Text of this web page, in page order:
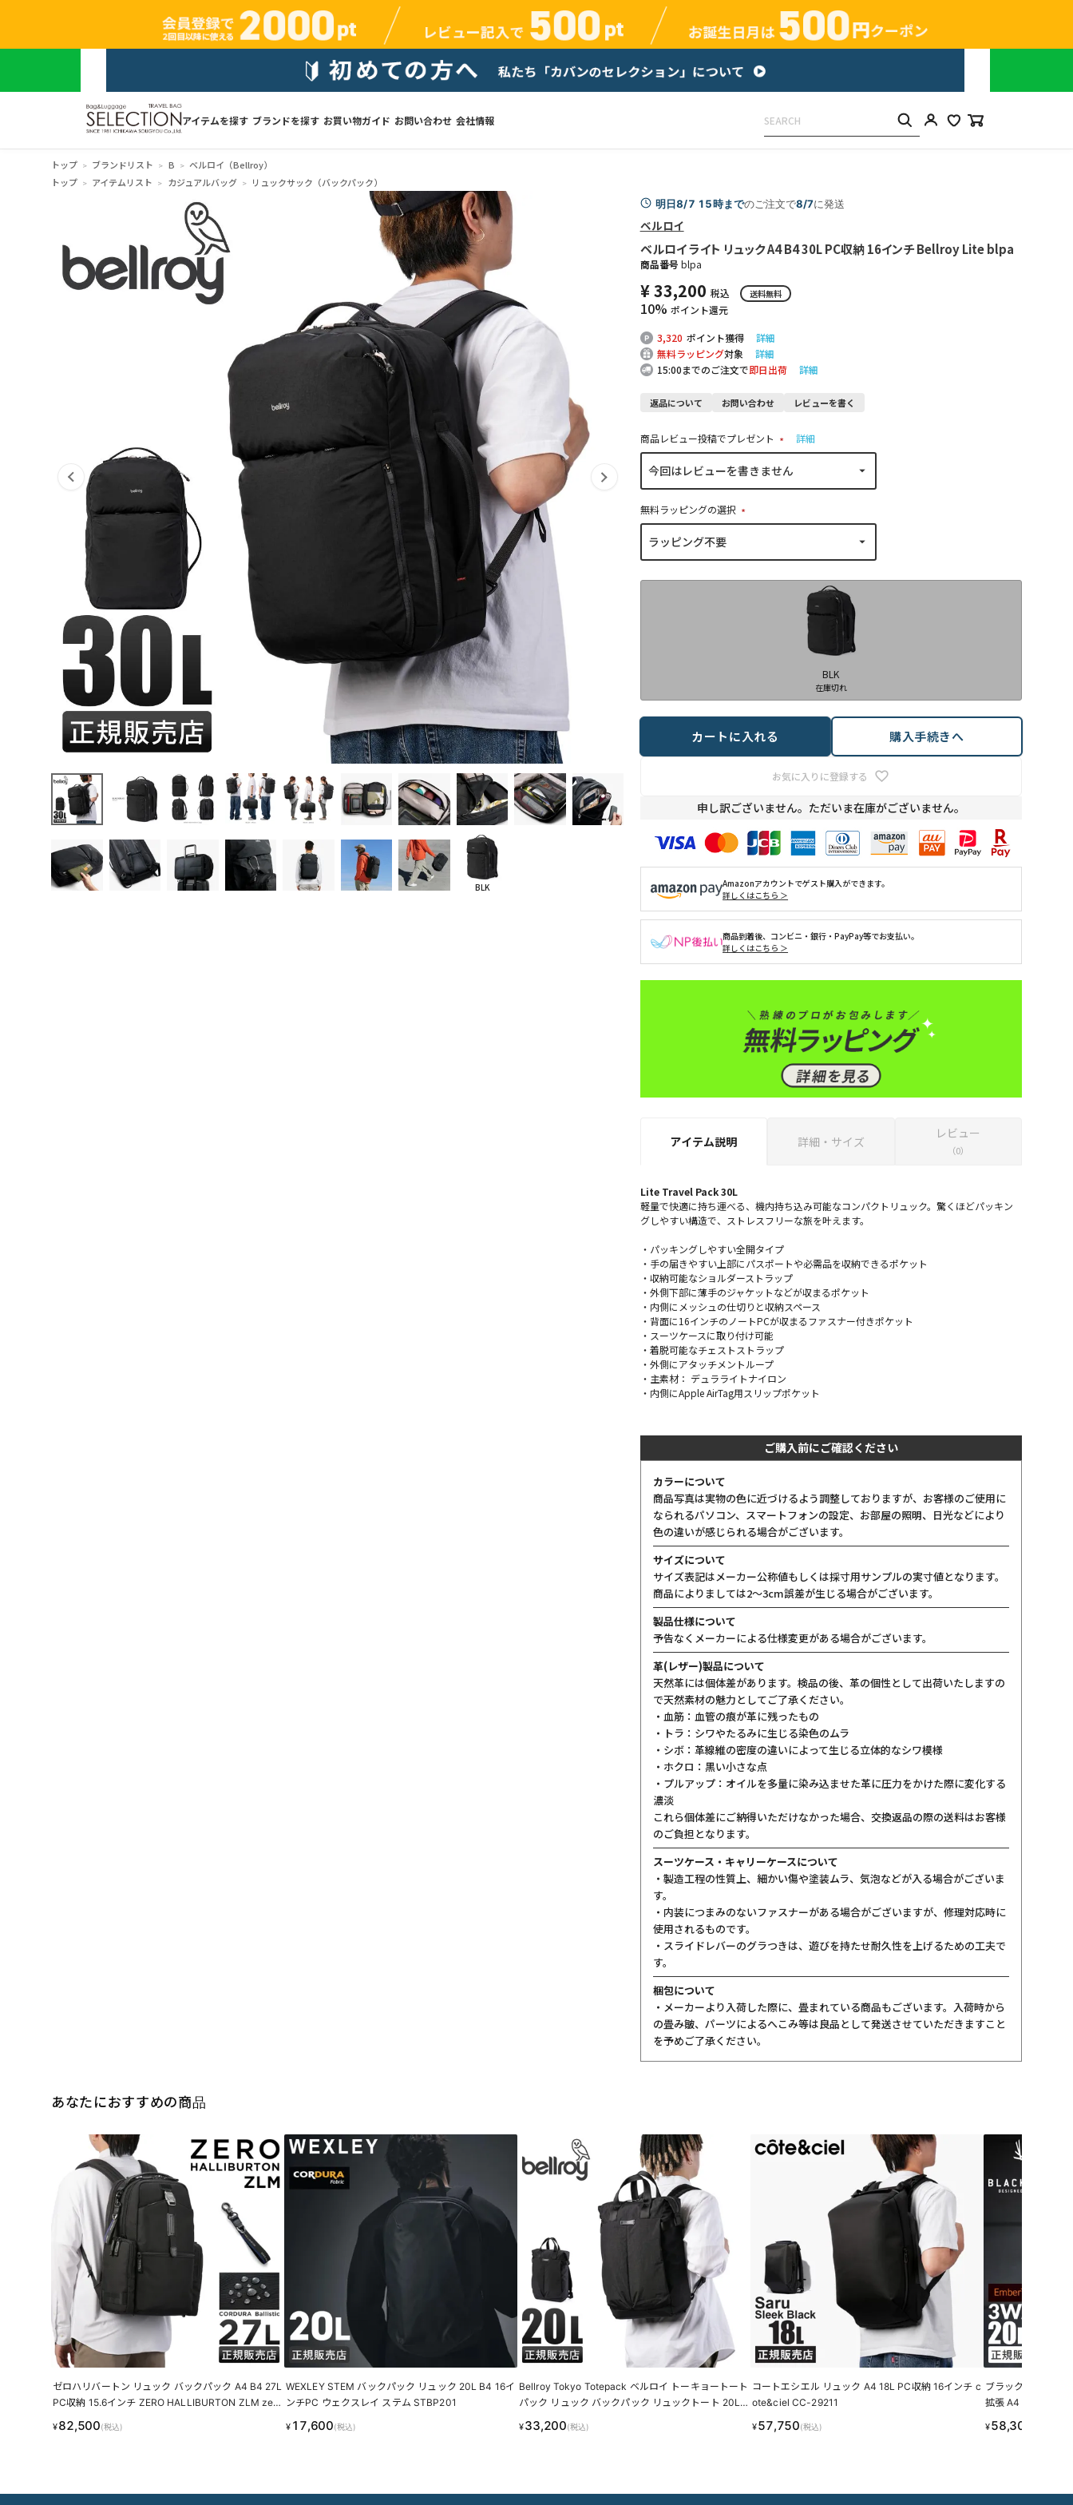
アイテムを探す ブランドを探す お買い物ガイド お問い合わせ 会社情報
トップ ブランドリスト B
ベルロイ（Bellroy）
トップ
アイテムリスト カジュアルバッグ リュックサック（バックパック）
BLK
明日8/7 15時までのご注文で8/7に発送
ベルロイ
ベルロイ ライト リュック A4 B4 30L PC収納 16インチ Bellroy Lite blpa
商品番号 blpa
¥33,200 税込 送料無料
10% ポイント還元
3,320 ポイント獲得
詳細
無料ラッピング対象
詳細
15:00までのご注文で即日出荷 詳細
返品について お問い合わせ レビューを書く
商品レビュー投稿でプレゼント
(
必
)
詳細
無料ラッピングの選択
(
)
BLK
在庫切れ
お気に入りに登録する
カートに入れる 購入手続きへ
申し訳ございません。ただいま在庫がございません。
Amazonアカウントでゲスト購入ができます。
詳しくはこちら ＞
商品到着後、コンビニ・銀行・PayPay等でお支払い。
詳しくはこちら ＞
アイテム説明 詳細・サイズ
レビュー
（0）
Lite Travel Pack 30L
軽量で快適に持ち運べる、機内持ち込み可能なコンパクトリュック。驚くほどパッキン
グしやすい構造で、ストレスフリーな旅を叶えます。
・パッキングしやすい全開タイプ
・手の届きやすい上部にパスポートや必需品を収納できるポケット
・収納可能なショルダーストラップ
・外側下部に薄手のジャケットなどが収まるポケット
・内側にメッシュの仕切りと収納スペース
・背面に16インチのノートPCが収まるファスナー付きポケット
・スーツケースに取り付け可能
・着脱可能なチェストストラップ
・外側にアタッチメントループ
・主素材： デュラライトナイロン
・内側にApple AirTag用スリップポケット
ご購入前にご確認ください
カラーについて
商品写真は実物の色に近づけるよう調整しておりますが、お客様のご使用に
なられるパソコン、スマートフォンの設定、お部屋の照明、日光などにより
色の違いが感じられる場合がございます。
サイズについて
サイズ表記はメーカー公称値もしくは採寸用サンプルの実寸値となります。
商品によりましては2〜3cm誤差が生じる場合がございます。
製品仕様について
予告なくメーカーによる仕様変更がある場合がございます。
革(レザー)製品について
天然革には個体差があります。検品の後、革の個性として出荷いたしますの
で天然素材の魅力としてご了承ください。
・血筋：血管の痕が革に残ったもの
・トラ：シワやたるみに生じる染色のムラ
・シボ：革線維の密度の違いによって生じる立体的なシワ模様
・ホクロ：黒い小さな点
・プルアップ：オイルを多量に染み込ませた革に圧力をかけた際に変化する
濃淡
これら個体差にご納得いただけなかった場合、交換返品の際の送料はお客様
のご負担となります。
スーツケース・キャリーケースについて
・製造工程の性質上、細かい傷や塗装ムラ、気泡などが入る場合がございま
す。
・内装につまみのないファスナーがある場合がございますが、修理対応時に
使用されるものです。
・スライドレバーのグラつきは、遊びを持たせ耐久性を上げるための工夫で
す。
梱包について
・メーカーより入荷した際に、畳まれている商品もございます。入荷時から
の畳み皺、パーツによるへこみ等は良品として発送させていただきますこと
を予めご了承ください。
あなたにおすすめの商品
ゼロハリバートン リュック バックパック A4 B4 27L
PC収納 15.6インチ ZERO HALLIBURTON ZLM zero
-81517
¥82,500(税込)
WEXLEY STEM バックパック リュック 20L B4 16イ
ンチPC ウェクスレイ ステム STBP201
¥ 17,600(税込)
Bellroy Tokyo Totepack ベルロイ トーキョートート
パック リュック バックパック リュックトート 20L
A4 B4 PC 15インチ BTKA 6年保証
¥33,200(税込)
コートエシエル リュック A4 18L PC収納 16インチ c
ote&ciel CC-29211
¥57,750(税込)
ブラックエンバー
拡張 A4 B4 20L/
ER 7225005
¥58,300